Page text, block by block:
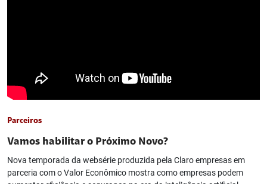
Parceiros
Vamos habilitar o Próximo Novo?
Nova temporada da websérie produzida pela Claro empresas em
parceria com o Valor Econômico mostra como empresas podem